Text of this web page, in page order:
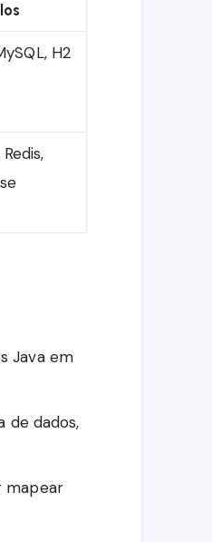
H2
Java em
de dados,
mapear